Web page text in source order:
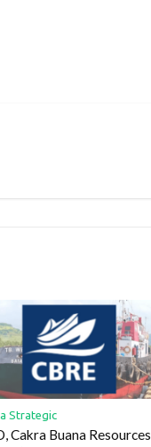
Strategic
Cakra Buana Resources